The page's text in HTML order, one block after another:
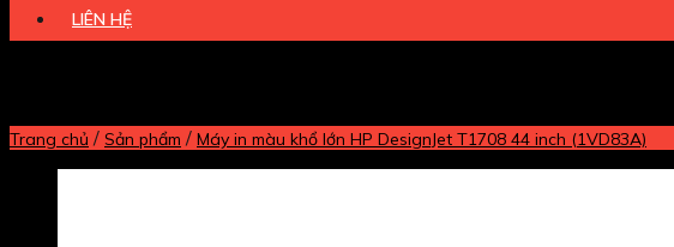
LIÊN HỆ
Trang chủ / Sản phẩm / Máy in màu khổ lớn HP DesignJet T1708 44 inch (1VD83A)